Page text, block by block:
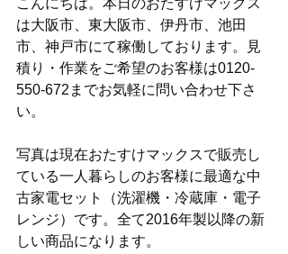
こんにちは。本日のおたすけマックス
は大阪市、東大阪市、伊丹市、池田
市、神戸市にて稼働しております。見
積り・作業をご希望のお客様は0120-
550-672までお気軽に問い合わせ下さ
い。
写真は現在おたすけマックスで販売し
ている一人暮らしのお客様に最適な中
古家電セット（洗濯機・冷蔵庫・電子
レンジ）です。全て2016年製以降の新
しい商品になります。